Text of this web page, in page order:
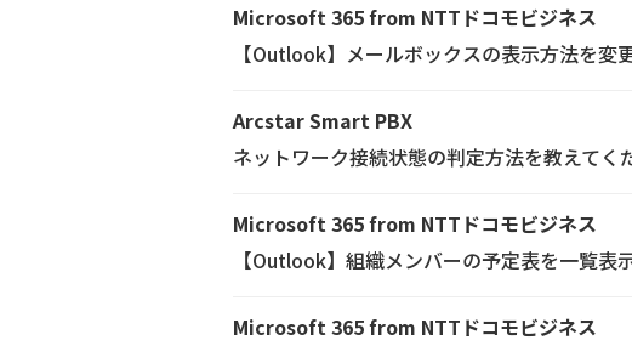
Microsoft 365 from NTTドコモビジネス
【Outlook】メールボックスの表示方法を変
Arcstar Smart PBX
ネットワーク接続状態の判定方法を教えてく
Microsoft 365 from NTTドコモビジネス
【Outlook】組織メンバーの予定表を一覧表
Microsoft 365 from NTTドコモビジネス